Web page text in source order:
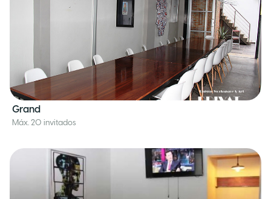
Grand
Máx. 20 invitados